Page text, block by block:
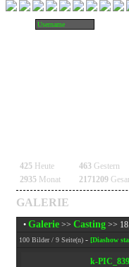
425Heute 463Gestern
2935Monat 2171209
GALERIE
• Galerie>> Casting>>
100 Bilder / 9 Seite(n) - [Diashow
k-